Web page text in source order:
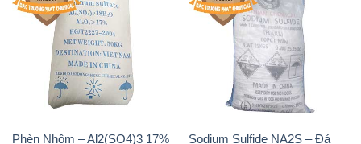
Phèn Nhôm – Al2(SO4)3 17%
Trung Quốc China
Sodium Sulfide NA2S – Đá
Thối Liyuan Trung Quốc China